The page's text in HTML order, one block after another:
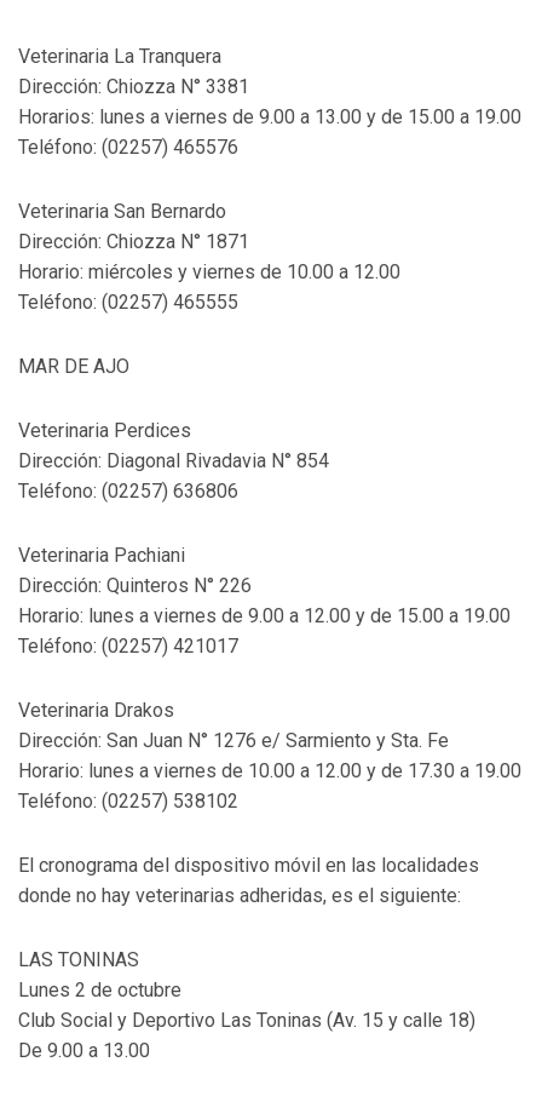
Veterinaria La Tranquera
Dirección: Chiozza N° 3381
Horarios: lunes a viernes de 9.00 a 13.00 y de 15.00 a 19.00
Teléfono: (02257) 465576
Veterinaria San Bernardo
Dirección: Chiozza N° 1871
Horario: miércoles y viernes de 10.00 a 12.00
Teléfono: (02257) 465555
MAR DE AJO
Veterinaria Perdices
Dirección: Diagonal Rivadavia N° 854
Teléfono: (02257) 636806
Veterinaria Pachiani
Dirección: Quinteros N° 226
Horario: lunes a viernes de 9.00 a 12.00 y de 15.00 a 19.00
Teléfono: (02257) 421017
Veterinaria Drakos
Dirección: San Juan N° 1276 e/ Sarmiento y Sta. Fe
Horario: lunes a viernes de 10.00 a 12.00 y de 17.30 a 19.00
Teléfono: (02257) 538102
El cronograma del dispositivo móvil en las localidades
donde no hay veterinarias adheridas, es el siguiente:
LAS TONINAS
Lunes 2 de octubre
Club Social y Deportivo Las Toninas (Av. 15 y calle 18)
De 9.00 a 13.00